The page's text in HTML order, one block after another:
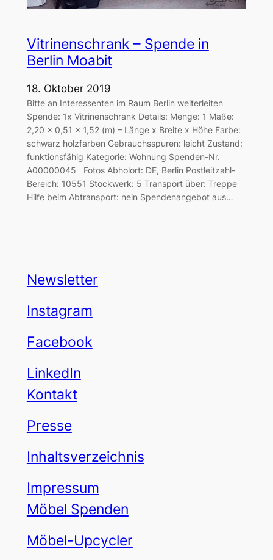
Vitrinenschrank – Spende in
Berlin Moabit
18. Oktober 2019
Bitte an Interessenten im Raum Berlin weiterleiten
Spende: 1x Vitrinenschrank Details: Menge: 1 Maße:
2,20 x 0,51 x 1,52 (m) – Länge x Breite x Höhe Farbe:
schwarz holzfarben Gebrauchsspuren: leicht Zustand:
funktionsfähig Kategorie: Wohnung Spenden-Nr.
A00000045 Fotos Abholort: DE, Berlin Postleitzahl-
Bereich: 10551 Stockwerk: 5 Transport über: Treppe
Hilfe beim Abtransport: nein Spendenangebot aus…
Newsletter
Instagram
Facebook
LinkedIn
Kontakt
Presse
Inhaltsverzeichnis
Impressum
Möbel Spenden
Möbel-Upcycler